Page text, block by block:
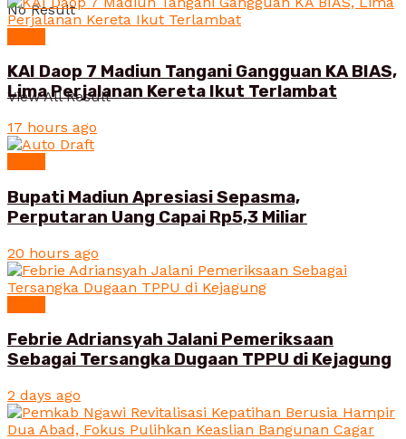
No Result
View All Result
KAI Daop 7 Madiun Tangani Gangguan KA BIAS,
Lima Perjalanan Kereta Ikut Terlambat
17 hours ago
Bupati Madiun Apresiasi Sepasma,
Perputaran Uang Capai Rp5,3 Miliar
20 hours ago
Febrie Adriansyah Jalani Pemeriksaan
Sebagai Tersangka Dugaan TPPU di Kejagung
2 days ago